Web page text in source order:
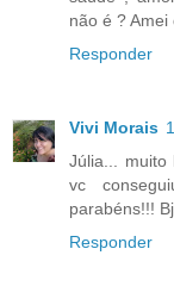
não é ?
Responder
Vivi Morais
Júlia...
vc
parabéns!!!
Responder